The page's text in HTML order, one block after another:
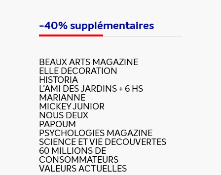
-40% supplémentaires
BEAUX ARTS MAGAZINE
ELLE DECORATION
HISTORIA
L'AMI DES JARDINS + 6 HS
MARIANNE
MICKEY JUNIOR
NOUS DEUX
PAPOUM
PSYCHOLOGIES MAGAZINE
SCIENCE ET VIE DECOUVERTES
60 MILLIONS DE
CONSOMMATEURS
VALEURS ACTUELLES